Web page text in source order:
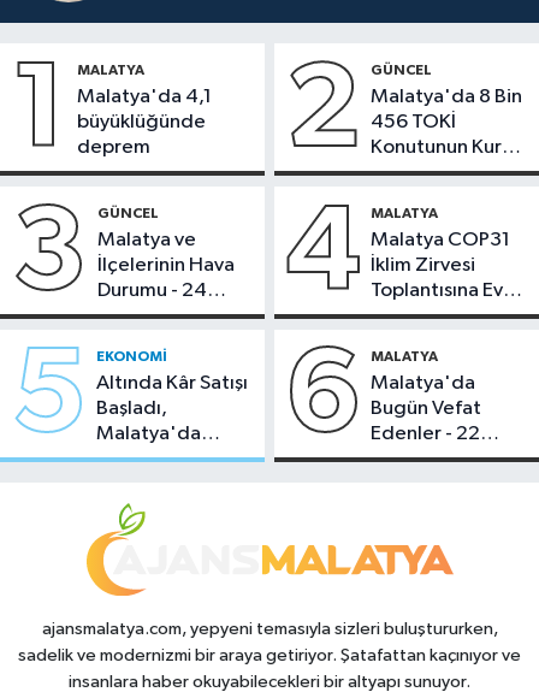
1 MALATYA
Malatya'da 4,1
büyüklüğünde
deprem
2 GÜNCEL
Malatya'da 8 Bin
456 TOKİ
Konutunun Kurası
Bugün Çekiliyor
3 GÜNCEL
Malatya ve
İlçelerinin Hava
Durumu - 24
Temmuz 2026
4 MALATYA
Malatya COP31
İklim Zirvesi
Toplantısına Ev
Sahipliği Yaptı
5 EKONOMI
Altında Kâr Satışı
Başladı,
Malatya'da
Makas Ne
6 MALATYA
Malatya'da
Bugün Vefat
Edenler - 22
Temmuz 2026
ajansmalatya.com, yepyeni temasıyla sizleri buluştururken,
sadelik ve modernizmi bir araya getiriyor. Şatafattan kaçınıyor ve
insanlara haber okuyabilecekleri bir altyapı sunuyor.